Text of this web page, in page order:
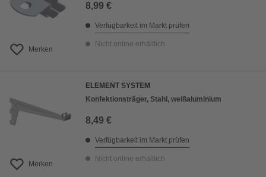
Merken
8,99 €
Verfügbarkeit im Markt prüfen
Nicht online erhältlich
Merken
ELEMENT SYSTEM
Konfektionsträger, Stahl, weißaluminium
8,49 €
Verfügbarkeit im Markt prüfen
Nicht online erhältlich